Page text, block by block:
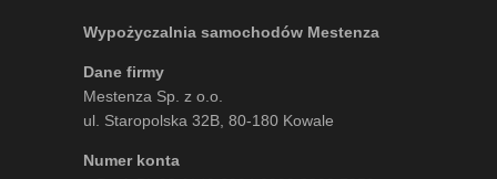
Wypożyczalnia samochodów Mestenza
Dane firmy
Mestenza Sp. z o.o.
ul. Staropolska 32B, 80-180 Kowale
Numer konta